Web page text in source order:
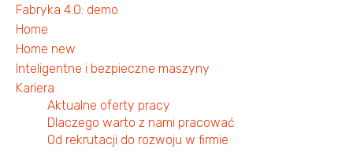
Fabryka 4.0: demo
Home
Home new
Inteligentne i bezpieczne maszyny
Kariera
Aktualne oferty pracy
Dlaczego warto z nami pracować
Od rekrutacji do rozwoju w firmie